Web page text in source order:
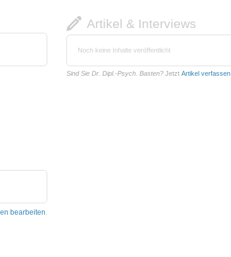
bearbeiten.
Artikel & Interviews
Noch keine Inhalte veröffentlicht
Sind Sie Dr. Dipl.-Psych. Basten? Jetzt Artikel verfassen